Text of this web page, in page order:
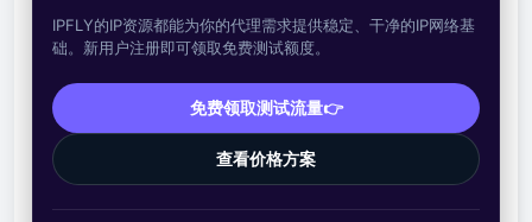
IPFLY的IP资源都能为你的代理需求提供稳定、干净的IP网络基
础。新用户注册即可领取免费测试额度。
免费领取测试流量👉
查看价格方案